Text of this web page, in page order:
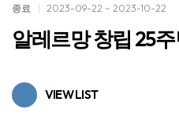
종료 2023-09-22 ~ 2023-10-22
알레르망 창립 25
VIEW LIST